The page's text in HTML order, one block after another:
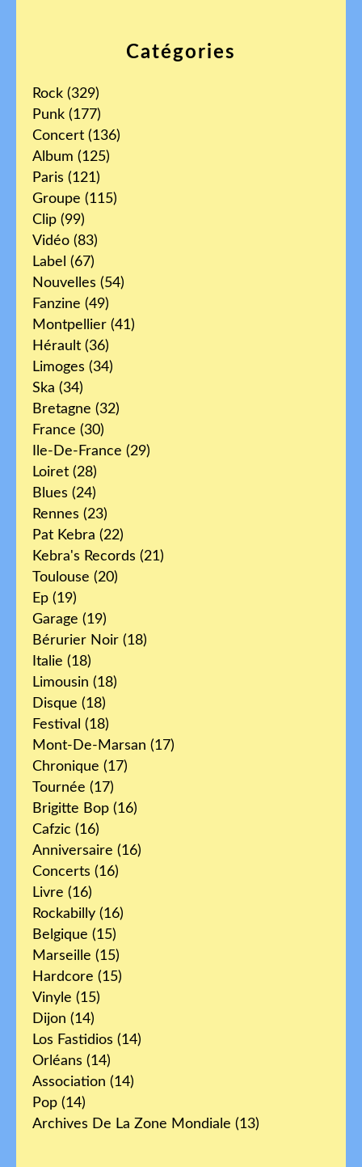
Catégories
Rock (329)
Punk (177)
Concert (136)
Album (125)
Paris (121)
Groupe (115)
Clip (99)
Vidéo (83)
Label (67)
Nouvelles (54)
Fanzine (49)
Montpellier (41)
Hérault (36)
Limoges (34)
Ska (34)
Bretagne (32)
France (30)
Ile-De-France (29)
Loiret (28)
Blues (24)
Rennes (23)
Pat Kebra (22)
Kebra's Records (21)
Toulouse (20)
Ep (19)
Garage (19)
Bérurier Noir (18)
Italie (18)
Limousin (18)
Disque (18)
Festival (18)
Mont-De-Marsan (17)
Chronique (17)
Tournée (17)
Brigitte Bop (16)
Cafzic (16)
Anniversaire (16)
Concerts (16)
Livre (16)
Rockabilly (16)
Belgique (15)
Marseille (15)
Hardcore (15)
Vinyle (15)
Dijon (14)
Los Fastidios (14)
Orléans (14)
Association (14)
Pop (14)
Archives De La Zone Mondiale (13)